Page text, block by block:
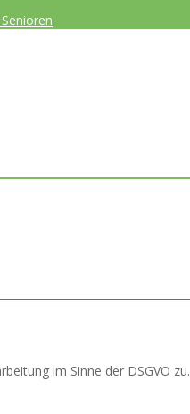
im Sinne der DSGVO zu.